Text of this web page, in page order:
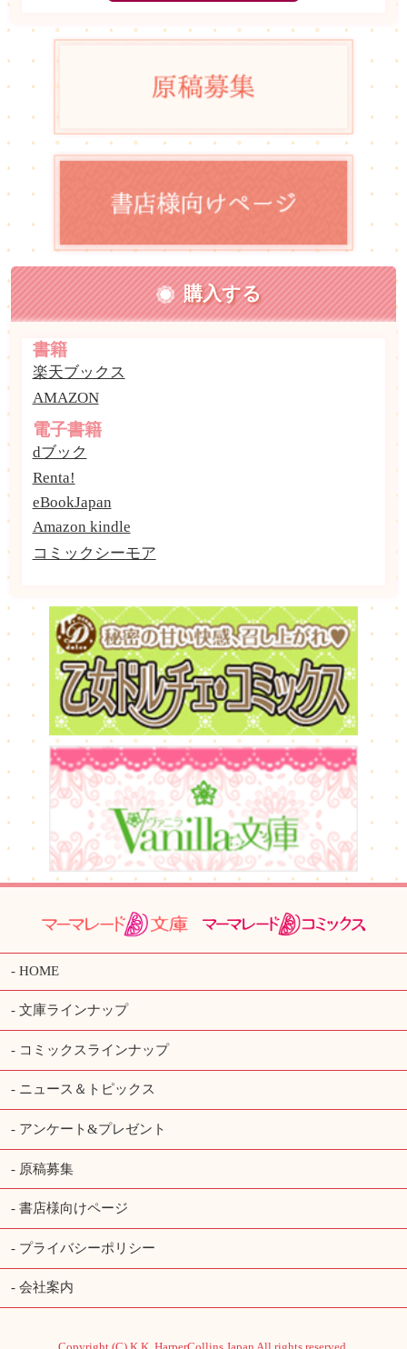
購入する
書籍
楽天ブックス
AMAZON
電子書籍
dブック
Renta!
eBookJapan
Amazon kindle
コミックシーモア
HOME
文庫ラインナップ
コミックスラインナップ
ニュース＆トピックス
アンケート&プレゼント
原稿募集
書店様向けページ
プライバシーポリシー
会社案内